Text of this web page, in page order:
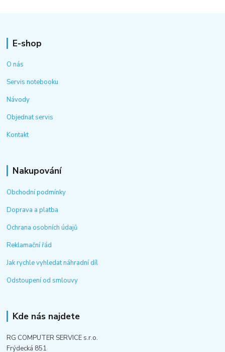
E-shop
O nás
Servis notebooku
Návody
Objednat servis
Kontakt
Nakupování
Obchodní podmínky
Doprava a platba
Ochrana osobních údajů
Reklamační řád
Jak rychle vyhledat náhradní díl
Odstoupení od smlouvy
Kde nás najdete
RG COMPUTER SERVICE s.r.o.
Frýdecká 851